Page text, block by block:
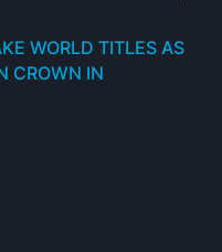
WORLD TITLES AS
CROWN IN